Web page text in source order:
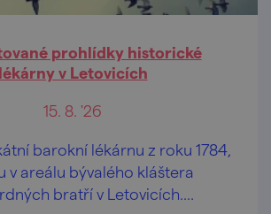
prohlídky historické
lékárny v Letovicích
15. 8. '26
barokní lékárnu z roku 1784,
v areálu bývalého kláštera
bratří v Letovicích.